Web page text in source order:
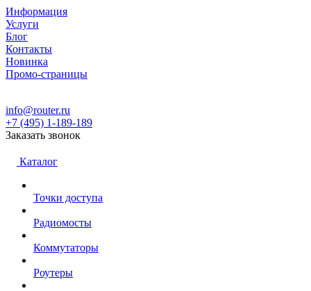
Информация
Услуги
Блог
Контакты
Новинка
Промо-страницы
info@router.ru
+7 (495) 1-189-189
Заказать звонок
Каталог
Точки доступа
Радиомосты
Коммутаторы
Роутеры